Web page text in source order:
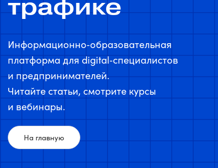
трафике
Информационно‑образовательная
платформа для digital‑специалистов
и предпринимателей.
Читайте статьи, смотрите курсы
и вебинары.
На главную